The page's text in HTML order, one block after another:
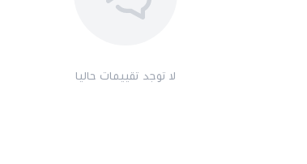
لا توجد تقييمات حاليا